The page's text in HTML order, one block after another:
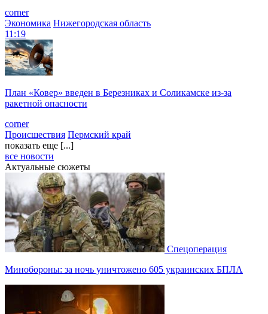
corner
Экономика Нижегородская область
11:19
План «Ковер» введен в Березниках и Соликамске из-за
ракетной опасности
corner
Происшествия Пермский край
показать еще [...]
все новости
Актуальные сюжеты
Спецоперация
Минобороны: за ночь уничтожено 605 украинских БПЛА